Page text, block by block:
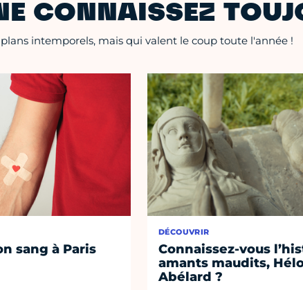
CONNAISSEZ
intemporels, mais qui valent le coup toute l'année !
sang à Paris
DÉCOUVRIR
Connaissez-vous
amants maudits,
Abélard ?